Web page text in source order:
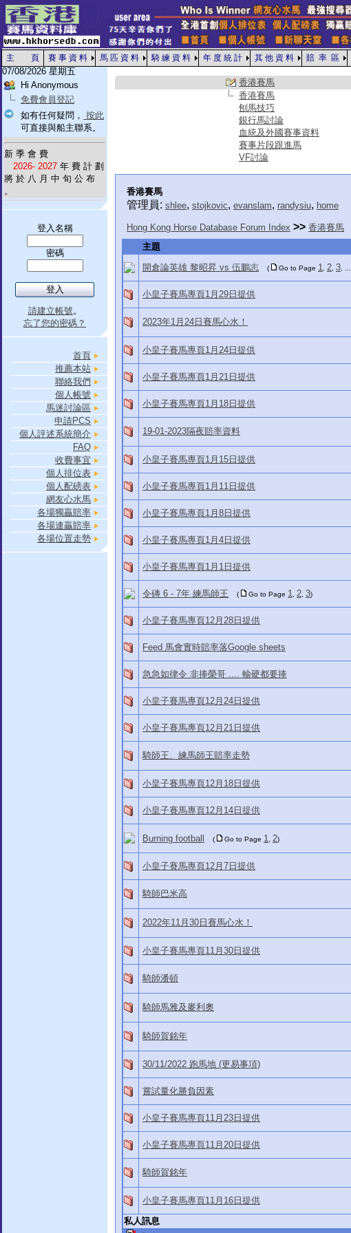
主 頁 賽 事 資 料 馬 匹 資 料 騎 練 資 料 年 度 統 計 其 他 資 料 賠 率 區
07/08/2026 星期五
Hi Anonymous
免費會員登記
如有任何疑問， 按此
可直接與船主聯系。
新 季 會 費
2026- 2027 年 費 計 劃
將 於 八 月 中 旬 公 布
。
登入名稱
密碼
請建立帳號。
忘了您的密碼？
首頁
推薦本站
聯絡我們
個人帳號
馬迷討論區
申請PCS
個人評述系統簡介
FAQ
收費事宜
個人排位表
個人配磅表
網友心水馬
各場獨贏賠率
各場連贏賠率
各場位置走勢
香港賽馬
香港賽馬
刨馬技巧
銀行馬討論
血統及外國賽事資料
賽事片段跟進馬
VF討論
香港賽馬
管理員: shlee, stojkovic, evanslam, randysiu, home
Hong Kong Horse Database Forum Index >> 香港賽馬
主題
開倉論英雄 黎昭昇 vs 伍鵬志
( Go to Page 1 2 3
小皇子賽馬專頁1月29日提供
2023年1月24日賽馬心水！
小皇子賽馬專頁1月24日提供
小皇子賽馬專頁1月21日提供
小皇子賽馬專頁1月18日提供
19-01-2023隔夜賠率資料
小皇子賽馬專頁1月15日提供
小皇子賽馬專頁1月11日提供
小皇子賽馬專頁1月8日提供
小皇子賽馬專頁1月4日提供
小皇子賽馬專頁1月1日提供
令磚 6 - 7年 練馬師王 ( Go to Page 1 2 3)
小皇子賽馬專頁12月28日提供
Feed 馬會實時賠率落Google sheets
急急如律令 非捧榮哥 .... 輸硬都要捧
小皇子賽馬專頁12月24日提供
小皇子賽馬專頁12月21日提供
騎師王、練馬師王賠率走勢
小皇子賽馬專頁12月18日提供
小皇子賽馬專頁12月14日提供
Burning football ( Go to Page 1 2)
小皇子賽馬專頁12月7日提供
騎師巴米高
2022年11月30日賽馬心水！
小皇子賽馬專頁11月30日提供
騎師潘頓
騎師馬雅及麥利奧
騎師賀銘年
30/11/2022 跑馬地 (更易事項)
嘗試量化勝負因素
小皇子賽馬專頁11月23日提供
小皇子賽馬專頁11月20日提供
騎師賀銘年
小皇子賽馬專頁11月16日提供
私人訊息